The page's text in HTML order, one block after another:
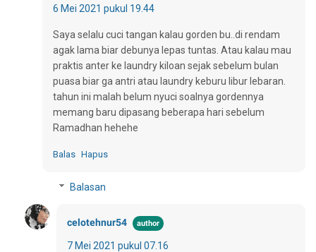
6 Mei 2021 pukul 19.44
Saya selalu cuci tangan kalau gorden bu..di rendam
agak lama biar debunya lepas tuntas. Atau kalau mau
praktis anter ke laundry kiloan sejak sebelum bulan
puasa biar ga antri atau laundry keburu libur lebaran.
tahun ini malah belum nyuci soalnya gordennya
memang baru dipasang beberapa hari sebelum
Ramadhan hehehe
Balas Hapus
Balasan
celotehnur54
7 Mei 2021 pukul 07.16